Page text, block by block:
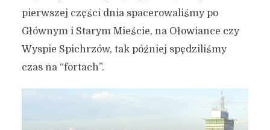
pierwszej części dnia spacerowaliśmy po
Głównym i Starym Mieście, na Ołowiance czy
Wyspie Spichrzów, tak później spędziliśmy
czas na “fortach”.